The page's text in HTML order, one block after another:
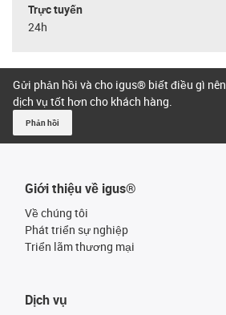
Trực tuyến
24h
Gửi phản hồi và cho igus® biết điều gì
dịch vụ tốt hơn cho khách hàng.
Phản hồi
Giới thiệu về igus®
Về chúng tôi
Phát triển sự nghiệp
Triển lãm thương mại
Dịch vụ